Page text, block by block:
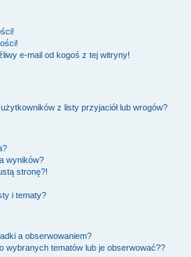
e-mail od kogoś z tej witryny!
z listy przyjaciół lub wrogów?
wyników?
stronę?!
i tematy?
a obserwowaniem?
wybranych tematów lub je obserwować??